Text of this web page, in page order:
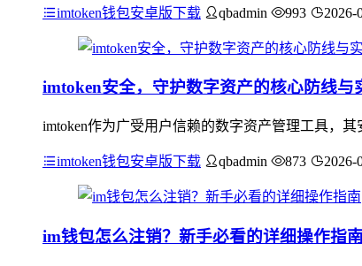
imtoken钱包安卓版下载 qbadmin 993 2026-
imtoken安全，守护数字资产的核心防线与
imtoken作为广受用户信赖的数字资产管理工具，
imtoken钱包安卓版下载 qbadmin 873 2026-
im钱包怎么注销？新手必看的详细操作指